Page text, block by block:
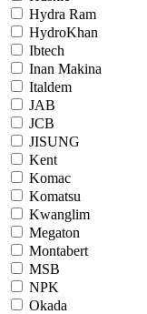
Hydra Ram
HydroKhan
Ibtech
Inan Makina
Italdem
JAB
JCB
JISUNG
Kent
Komac
Komatsu
Kwanglim
Megaton
Montabert
MSB
NPK
Okada